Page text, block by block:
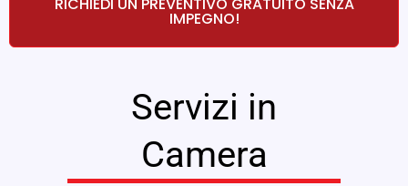
RICHIEDI UN PREVENTIVO GRATUITO SENZA
IMPEGNO!
Servizi in
Camera